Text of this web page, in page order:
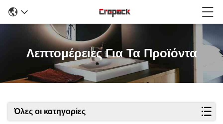
Λεπτομέρειες Για Τα Προϊόντα
Όλες οι κατηγορίες